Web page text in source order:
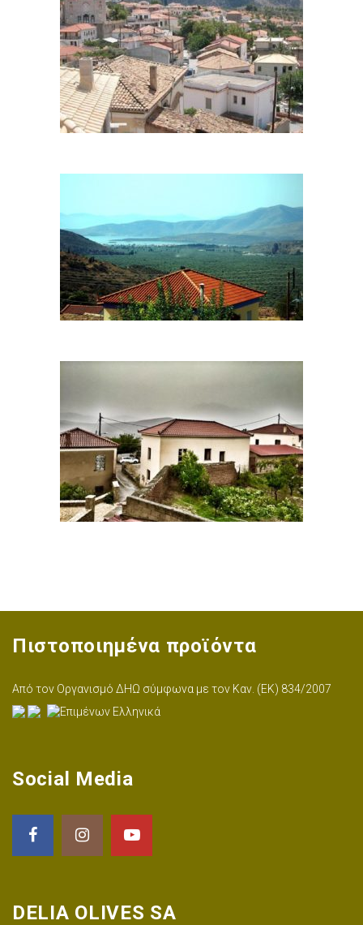
Πιστοποιημένα προϊόντα
Aπό τον Οργανισμό ΔΗΩ σύμφωνα με τον Καν. (ΕΚ) 834/2007
Social Media
DELIA OLIVES SA